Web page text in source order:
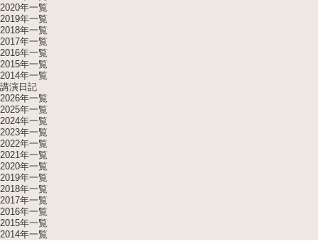
2020年一覧
2019年一覧
2018年一覧
2017年一覧
2016年一覧
2015年一覧
2014年一覧
講演日記
2026年一覧
2025年一覧
2024年一覧
2023年一覧
2022年一覧
2021年一覧
2020年一覧
2019年一覧
2018年一覧
2017年一覧
2016年一覧
2015年一覧
2014年一覧